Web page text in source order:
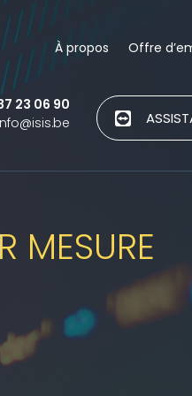
À propos Offre
23 06 90
MESURE